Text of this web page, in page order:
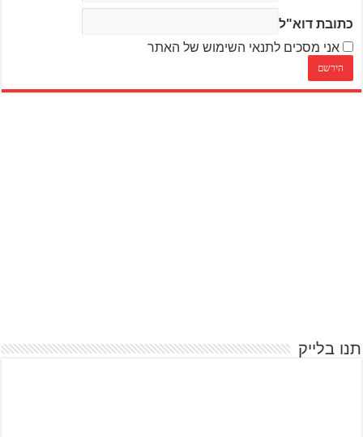
כתובת דוא"ל
אני מסכים לתנאי השימוש של האתר
תנו בלייק